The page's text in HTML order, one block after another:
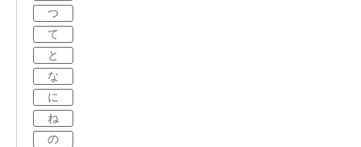
つ
て
と
な
に
ね
の